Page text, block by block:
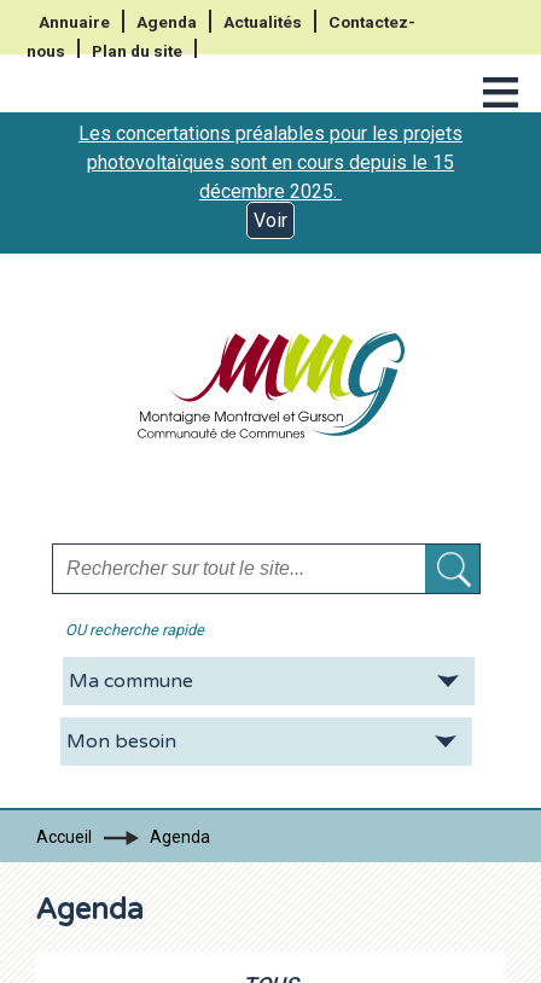
Annuaire Agenda Actualités
Contactez-
nous
Plan du site ≡
Les concertations préalables pour les projets
photovoltaïques sont en cours depuis le 15
décembre 2025.
Voir
OU recherche rapide
La CDC Vie pratique
Contacts
Accueil Agenda
Agenda